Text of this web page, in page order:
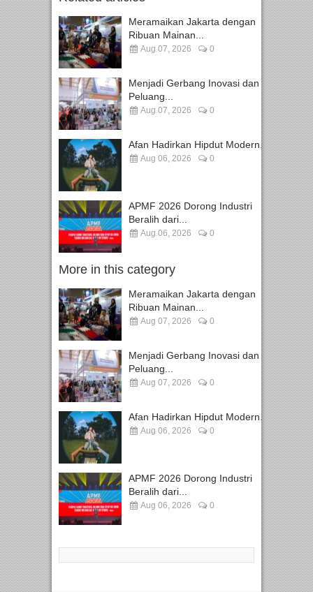
Meramaikan Jakarta dengan
Ribuan Mainan...
Aug 07, 2026 0
Menjadi Gerbang Inovasi dan
Peluang...
Aug 07, 2026 0
Afan Hadirkan Hipdut Modern...
Aug 06, 2026 0
APMF 2026 Dorong Industri
Beralih dari...
Aug 06, 2026 0
More in this category
Meramaikan Jakarta dengan
Ribuan Mainan...
Aug 07, 2026 0
Menjadi Gerbang Inovasi dan
Peluang...
Aug 07, 2026 0
Afan Hadirkan Hipdut Modern...
Aug 06, 2026 0
APMF 2026 Dorong Industri
Beralih dari...
Aug 06, 2026 0